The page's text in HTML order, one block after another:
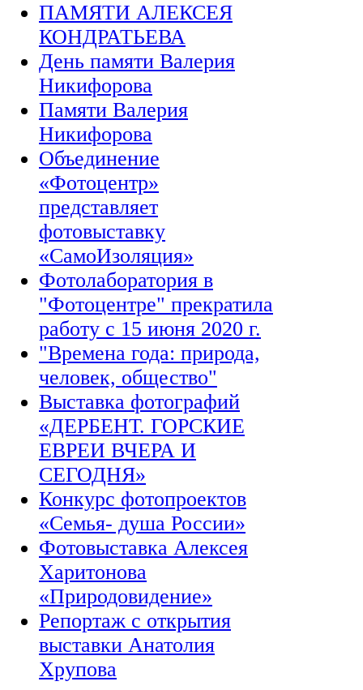
ПАМЯТИ АЛЕКСЕЯ
КОНДРАТЬЕВА
День памяти Валерия
Никифорова
Памяти Валерия
Никифорова
Объединение
«Фотоцентр»
представляет
фотовыставку
«СамоИзоляция»
Фотолаборатория в
"Фотоцентре" прекратила
работу с 15 июня 2020 г.
"Времена года: природа,
человек, общество"
Выставка фотографий
«ДЕРБЕНТ. ГОРСКИЕ
ЕВРЕИ ВЧЕРА И
СЕГОДНЯ»
Конкурс фотопроектов
«Семья- душа России»
Фотовыставка Алексея
Харитонова
«Природовидение»
Репортаж с открытия
выставки Анатолия
Хрупова